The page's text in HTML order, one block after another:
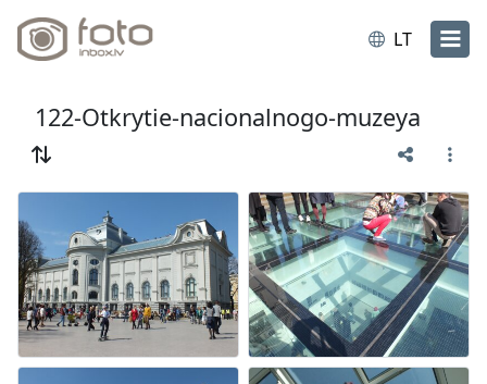
LT
122-Otkrytie-nacionalnogo-muzeya